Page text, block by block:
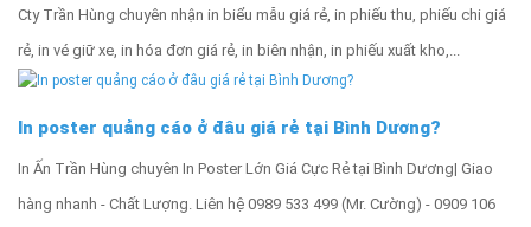
Cty Trần Hùng chuyên nhận in biểu mẫu giá rẻ, in phiếu thu, phiếu chi giá
rẻ, in vé giữ xe, in hóa đơn giá rẻ, in biên nhận, in phiếu xuất kho,...
In poster quảng cáo ở đâu giá rẻ tại Bình Dương?
In Ấn Trần Hùng chuyên In Poster Lớn Giá Cực Rẻ tại Bình Dương| Giao
hàng nhanh - Chất Lượng‎. Liên hệ 0989 533 499 (Mr. Cường) - 0909 106